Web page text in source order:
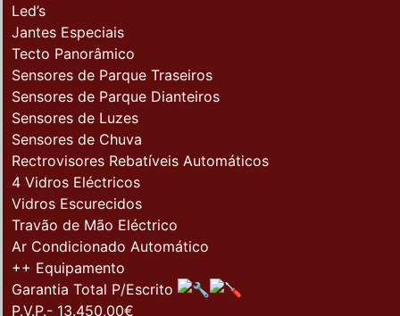
Led’s
Jantes Especiais
Tecto Panorâmico
Sensores de Parque Traseiros
Sensores de Parque Dianteiros
Sensores de Luzes
Sensores de Chuva
Rectrovisores Rebatíveis Automáticos
4 Vidros Eléctricos
Vidros Escurecidos
Travão de Mão Eléctrico
Ar Condicionado Automático
++ Equipamento
Garantia Total P/Escrito
P.V.P.- 13.450,00€